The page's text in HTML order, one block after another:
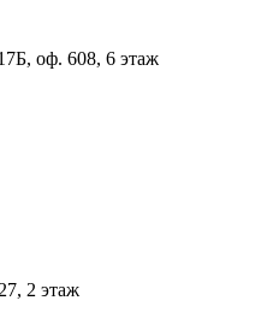
оф. 608, 6 этаж
2 этаж